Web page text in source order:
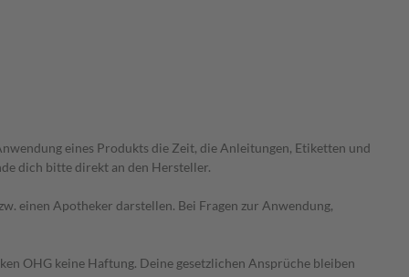
eines Produkts die Zeit, die Anleitungen, Etiketten und
dich bitte direkt an den Hersteller.
einen Apotheker darstellen. Bei Fragen zur Anwendung,
OHG keine Haftung. Deine gesetzlichen Ansprüche bleiben